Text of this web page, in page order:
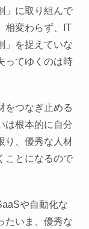
」に取り組んで
相変わらず、IT
」を捉えていな
ってゆくのは時
をつなぎ止める
は根本的に自分
り、優秀な人材
ことになるので
や自動化な
たいま、優秀な